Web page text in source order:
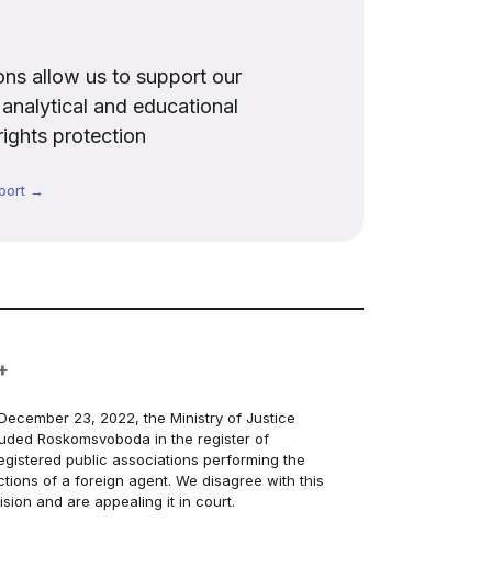
allow us to support our
and educational
protection
→
23, 2022, the Ministry of Justice
Roskomsvoboda in the register of
public associations performing the
of a foreign agent. We disagree with this
and are appealing it in court.